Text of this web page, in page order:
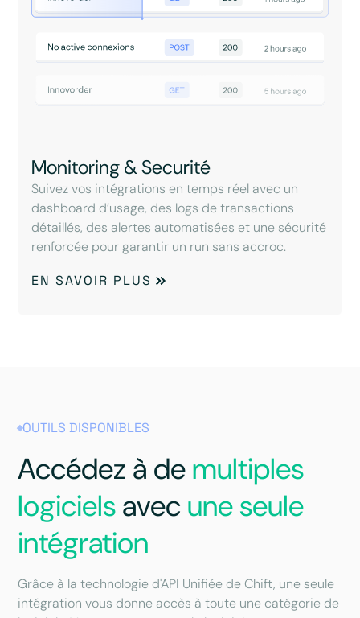
Monitoring & Securité
Suivez vos intégrations en temps réel avec un
dashboard d’usage, des logs de transactions
détaillés, des alertes automatisées et une sécurité
renforcée pour garantir un run sans accroc.
EN SAVOIR PLUS
OUTILS DISPONIBLES
Accédez à demultiples
logicielsavec une seule
intégration
Grâce à la technologie d'API Unifiée de Chift, une seule
intégration vous donne accès à toute une catégorie de